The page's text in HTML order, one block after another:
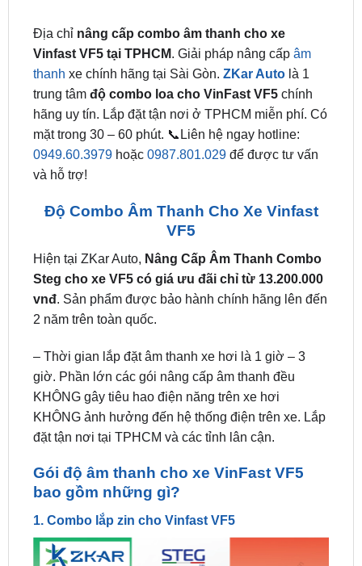
thanhxe chính hãng tại Sài Gòn.ZKar Autolà 1
trung tâmđộ combo loa cho VinFast VF5chính
hãng uy tín. Lắp đặt tận nơi ở TPHCM miễn phí. Có
mặt trong 30 – 60 phút. 📞Liên hệ ngay hotline:
0949.60.3979hoặc0987.801.029để được tư vấn
và hỗ trợ!
Độ Combo Âm Thanh Cho Xe Vinfast
Hiện tại ZKar Auto,Nâng Cấp Âm Thanh Combo
Steg cho xe VF5 có giá ưu đãi chỉ từ 13.200.000
vnđ. Sản phẩm được bảo hành chính hãng lên đến
2 năm trên toàn quốc.
– Thời gian lắp đặt âm thanh xe hơi là 1 giờ – 3
KHÔNG gây tiêu hao điện năng trên xe hơi
KHÔNG ảnh hưởng đến hệ thống điện trên xe. Lắp
đặt tận nơi tại TPHCM và các tỉnh lân cận.
Gói độ âm thanh cho xe VinFast VF5
1. Combo lắp zin cho Vinfast VF5